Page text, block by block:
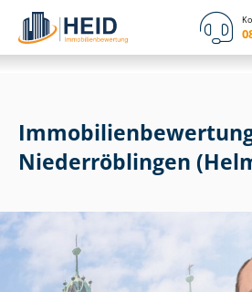
Niederröblingen